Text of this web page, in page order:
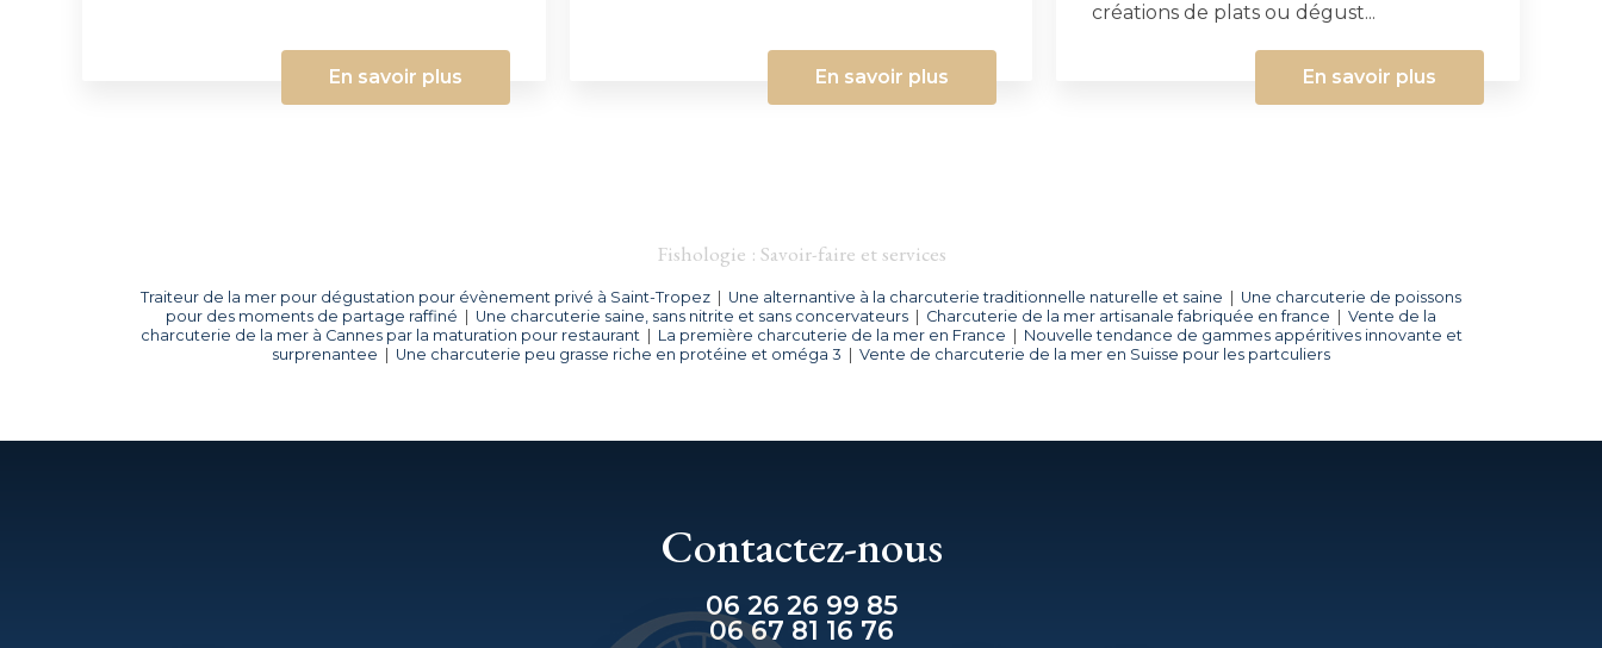
En savoir plus En savoir plus
créations de plats ou dégust...
En savoir plus
Fishologie : Savoir-faire et services
Traiteur de la mer pour dégustation pour évènement privé à Saint-Tropez Une alternantive à la charcuterie traditionnelle naturelle et saine
Une charcuterie de poissons
pour des moments de partage raffiné
Une charcuterie saine, sans nitrite et sans concervateurs Charcuterie de la mer artisanale fabriquée en france
Vente de la
charcuterie de la mer à Cannes par la maturation pour restaurant
La première charcuterie de la mer en France
Nouvelle tendance de gammes appéritives innovante et
surprenantee
Une charcuterie peu grasse riche en protéine et oméga 3 Vente de charcuterie de la mer en Suisse pour les partculiers
Contactez-nous
06 26 26 99 85
06 67 81 16 76